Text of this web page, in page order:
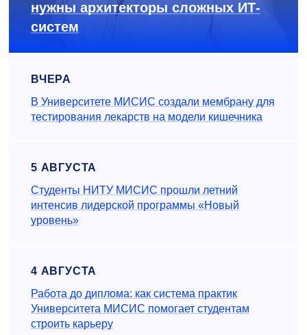
нужны архитекторы сложных ИТ-
систем
ВЧЕРА
В Университете МИСИС создали мембрану для
тестирования лекарств на модели кишечника
5 АВГУСТА
Студенты НИТУ МИСИС прошли летний
интенсив лидерской программы «Новый
уровень»
4 АВГУСТА
Работа до диплома: как система практик
Университета МИСИС помогает студентам
строить карьеру